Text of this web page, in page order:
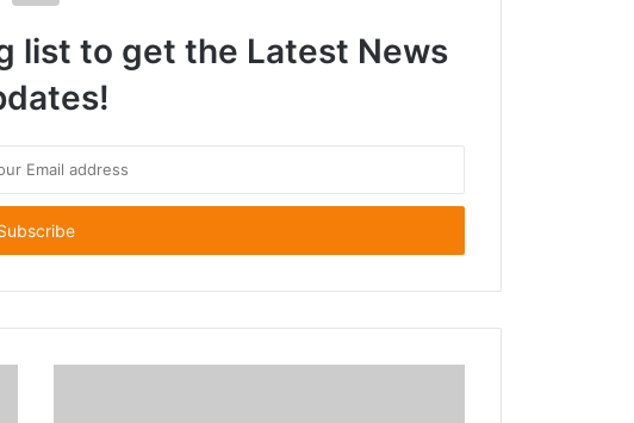
વાળ: આયુર્વેદથી મેળવો કુદરતી ઉપચાર
list to get the Latest News